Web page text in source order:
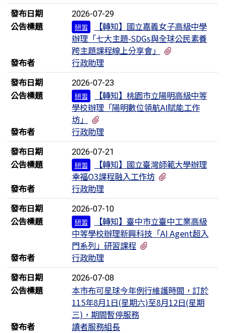
發布日期
2026-07-29
公告標題 研習
【轉知】國立嘉義女子高級中學
辦理「七大主題-SDGs與全球公民素養
跨主題課程線上分享會」
發布者
行政助理
發布日期
2026-07-23
公告標題 研習
【轉知】桃園市立陽明高級中等
學校辦理「陽明數位領航AI賦能工作
坊」
發布者
行政助理
發布日期
2026-07-21
公告標題 研習
【轉知】國立臺灣師範大學辦理
幸福O3課程融入工作坊
發布者
行政助理
發布日期
2026-07-10
公告標題 研習
【轉知】臺中市立臺中工業高級
中等學校辦理新興科技「AI Agent超入
門系列」研習課程
發布者
行政助理
發布日期
2026-07-08
公告標題
本市布可星球今年例行維護時間，訂於
115年8月1日(星期六)至8月12日(星期
三)，期間暫停服務
發布者
讀者服務組長